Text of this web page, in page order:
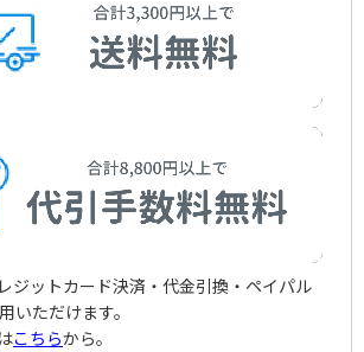
ジットカード決済・代金引換・ペイパル
いただけます。
こちらから。